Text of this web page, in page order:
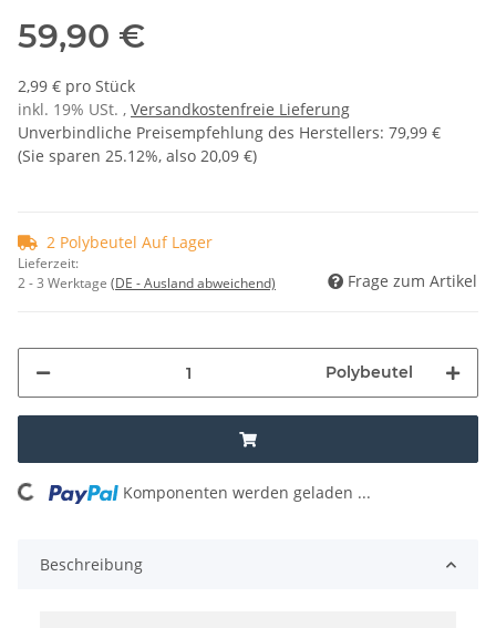
59,90 €
2,99 € pro Stück
inkl. 19% USt. , Versandkostenfreie Lieferung
Unverbindliche Preisempfehlung des Herstellers: 79,99 €
(Sie sparen 25.12%, also 20,09 €)
2 Polybeutel Auf Lager
Lieferzeit:
2 - 3 Werktage (DE - Ausland abweichend) Frage zum Artikel
Polybeutel
Loading... Komponenten werden geladen ...
Beschreibung